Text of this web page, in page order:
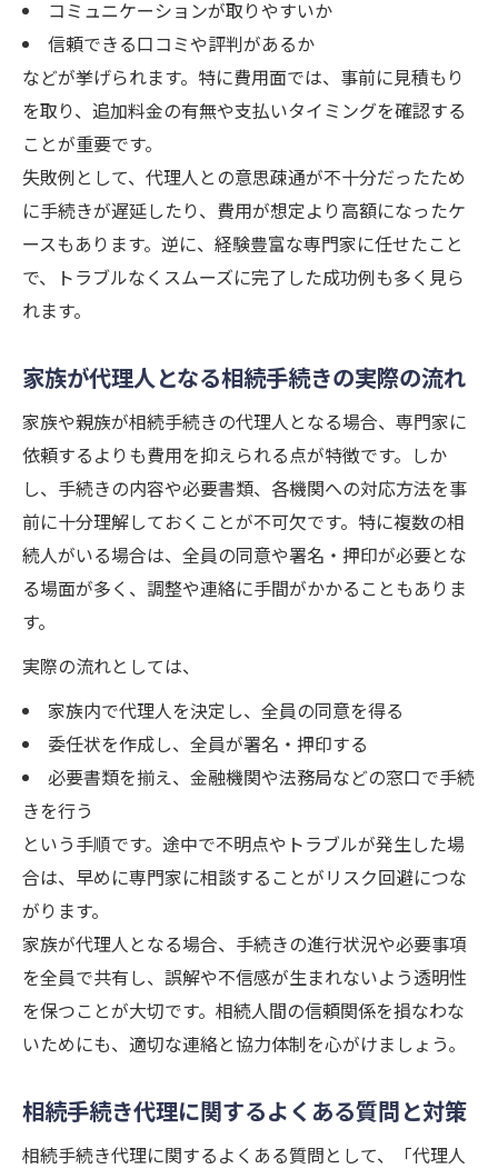
コミュニケーションが取りやすいか
信頼できる口コミや評判があるか
などが挙げられます。特に費用面では、事前に見積もり
を取り、追加料金の有無や支払いタイミングを確認する
ことが重要です。
失敗例として、代理人との意思疎通が不十分だったため
に手続きが遅延したり、費用が想定より高額になったケ
ースもあります。逆に、経験豊富な専門家に任せたこと
で、トラブルなくスムーズに完了した成功例も多く見ら
れます。
家族が代理人となる相続手続きの実際の流れ
家族や親族が相続手続きの代理人となる場合、専門家に
依頼するよりも費用を抑えられる点が特徴です。しか
し、手続きの内容や必要書類、各機関への対応方法を事
前に十分理解しておくことが不可欠です。特に複数の相
続人がいる場合は、全員の同意や署名・押印が必要とな
る場面が多く、調整や連絡に手間がかかることもありま
す。
実際の流れとしては、
家族内で代理人を決定し、全員の同意を得る
委任状を作成し、全員が署名・押印する
必要書類を揃え、金融機関や法務局などの窓口で手続
きを行う
という手順です。途中で不明点やトラブルが発生した場
合は、早めに専門家に相談することがリスク回避につな
がります。
家族が代理人となる場合、手続きの進行状況や必要事項
を全員で共有し、誤解や不信感が生まれないよう透明性
を保つことが大切です。相続人間の信頼関係を損なわな
いためにも、適切な連絡と協力体制を心がけましょう。
相続手続き代理に関するよくある質問と対策
相続手続き代理に関するよくある質問として、「代理人